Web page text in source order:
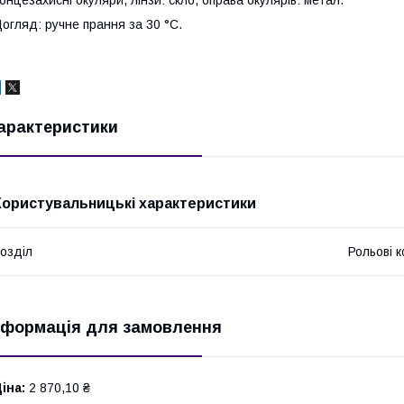
ручне прання за 30 °C.
характеристики
Рольові
для замовлення
2 870,10 ₴